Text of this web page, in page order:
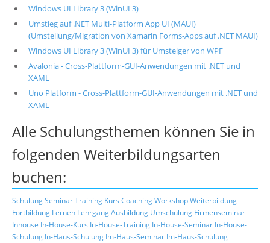
Windows UI Library 3 (WinUI 3)
Umstieg auf .NET Multi-Platform App UI (MAUI)
(Umstellung/Migration von Xamarin Forms-Apps auf .NET MAUI)
Windows UI Library 3 (WinUI 3) für Umsteiger von WPF
Avalonia - Cross-Plattform-GUI-Anwendungen mit .NET und
XAML
Uno Platform - Cross-Plattform-GUI-Anwendungen mit .NET und
XAML
Alle Schulungsthemen können Sie in
folgenden Weiterbildungsarten
buchen:
SchulungSeminarTraining Kurs CoachingWorkshopWeiterbildung
Fortbildung Lernen LehrgangAusbildung Umschulung Firmenseminar
Inhouse In-House-Kurs In-House-Training In-House-Seminar In-House-
Schulung In-Haus-Schulung Im-Haus-Seminar Im-Haus-Schulung